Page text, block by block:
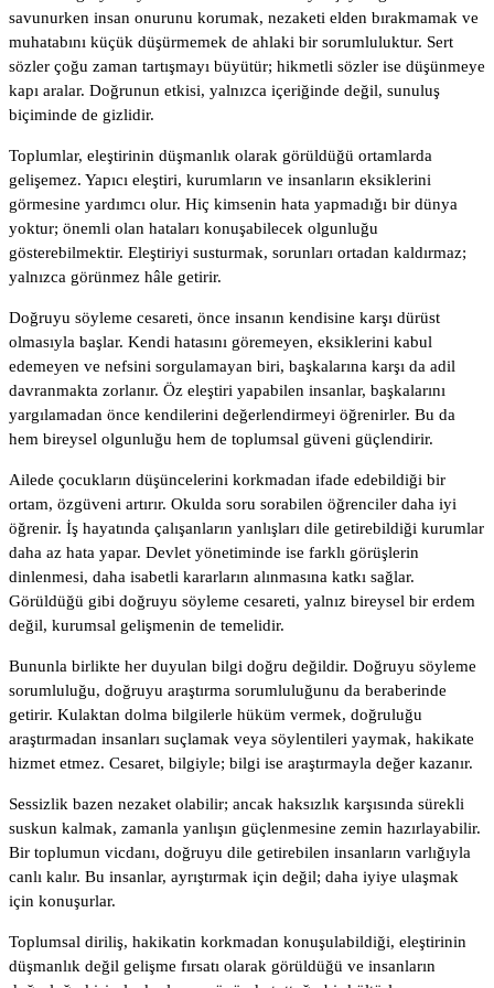
savunurken insan onurunu korumak, nezaketi elden bırakmamak ve
muhatabını küçük düşürmemek de ahlaki bir sorumluluktur. Sert
sözler çoğu zaman tartışmayı büyütür; hikmetli sözler ise düşünmeye
kapı aralar. Doğrunun etkisi, yalnızca içeriğinde değil, sunuluş
biçiminde de gizlidir.
Toplumlar, eleştirinin düşmanlık olarak görüldüğü ortamlarda
gelişemez. Yapıcı eleştiri, kurumların ve insanların eksiklerini
görmesine yardımcı olur. Hiç kimsenin hata yapmadığı bir dünya
yoktur; önemli olan hataları konuşabilecek olgunluğu
gösterebilmektir. Eleştiriyi susturmak, sorunları ortadan kaldırmaz;
yalnızca görünmez hâle getirir.
Doğruyu söyleme cesareti, önce insanın kendisine karşı dürüst
olmasıyla başlar. Kendi hatasını göremeyen, eksiklerini kabul
edemeyen ve nefsini sorgulamayan biri, başkalarına karşı da adil
davranmakta zorlanır. Öz eleştiri yapabilen insanlar, başkalarını
yargılamadan önce kendilerini değerlendirmeyi öğrenirler. Bu da
hem bireysel olgunluğu hem de toplumsal güveni güçlendirir.
Ailede çocukların düşüncelerini korkmadan ifade edebildiği bir
ortam, özgüveni artırır. Okulda soru sorabilen öğrenciler daha iyi
öğrenir. İş hayatında çalışanların yanlışları dile getirebildiği kurumlar
daha az hata yapar. Devlet yönetiminde ise farklı görüşlerin
dinlenmesi, daha isabetli kararların alınmasına katkı sağlar.
Görüldüğü gibi doğruyu söyleme cesareti, yalnız bireysel bir erdem
değil, kurumsal gelişmenin de temelidir.
Bununla birlikte her duyulan bilgi doğru değildir. Doğruyu söyleme
sorumluluğu, doğruyu araştırma sorumluluğunu da beraberinde
getirir. Kulaktan dolma bilgilerle hüküm vermek, doğruluğu
araştırmadan insanları suçlamak veya söylentileri yaymak, hakikate
hizmet etmez. Cesaret, bilgiyle; bilgi ise araştırmayla değer kazanır.
Sessizlik bazen nezaket olabilir; ancak haksızlık karşısında sürekli
suskun kalmak, zamanla yanlışın güçlenmesine zemin hazırlayabilir.
Bir toplumun vicdanı, doğruyu dile getirebilen insanların varlığıyla
canlı kalır. Bu insanlar, ayrıştırmak için değil; daha iyiye ulaşmak
için konuşurlar.
Toplumsal diriliş, hakikatin korkmadan konuşulabildiği, eleştirinin
düşmanlık değil gelişme fırsatı olarak görüldüğü ve insanların